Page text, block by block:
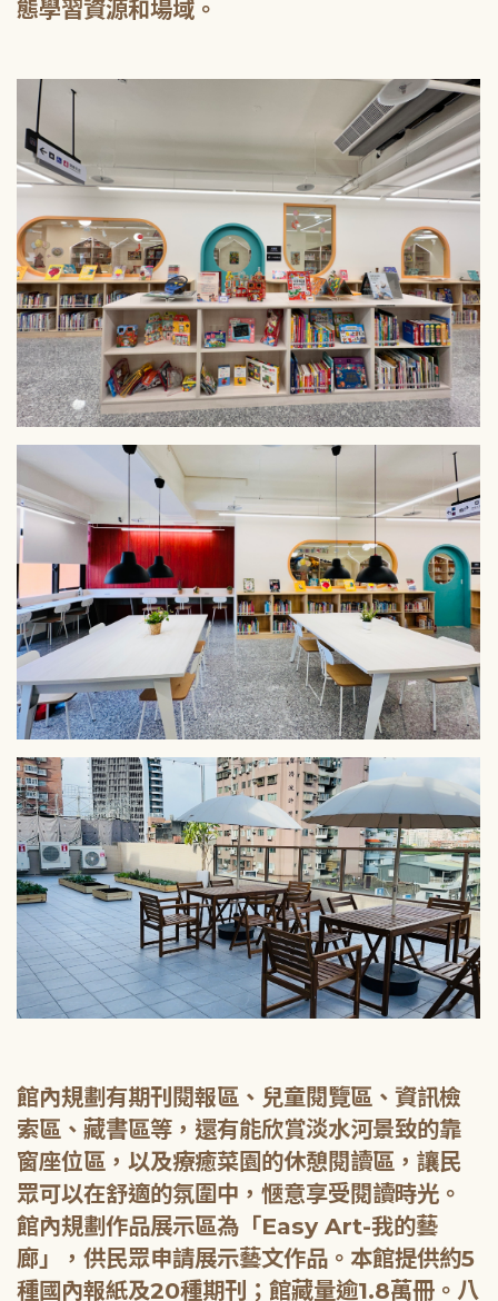
館內規劃有期刊閱報區、兒童閱覽區、資訊檢
索區、藏書區等，還有能欣賞淡水河景致的靠
窗座位區，以及療癒菜園的休憩閱讀區，讓民
眾可以在舒適的氛圍中，愜意享受閱讀時光。
館內規劃作品展示區為「Easy Art-我的藝
廊」，供民眾申請展示藝文作品。本館提供約5
種國內報紙及20種期刊；館藏量逾1.8萬冊。八